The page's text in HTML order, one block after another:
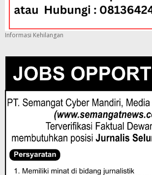
Informasi Kehilangan